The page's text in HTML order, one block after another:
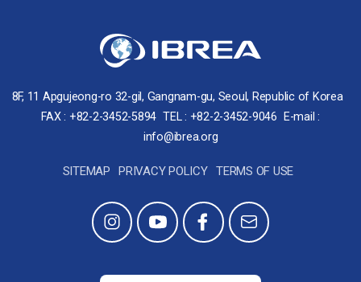
8F, 11 Apgujeong-ro 32-gil, Gangnam-gu, Seoul, Republic of Korea
FAX : +82-2-3452-5894 TEL : +82-2-3452-9046
E-mail :
info@ibrea.org
SITEMAP PRIVACY POLICY TERMS OF USE